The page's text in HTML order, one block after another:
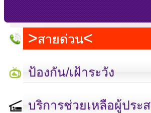
สายด่วน
ป้องกัน/เฝ้าระวัง
บริการช่วยเหลือผู้ประ